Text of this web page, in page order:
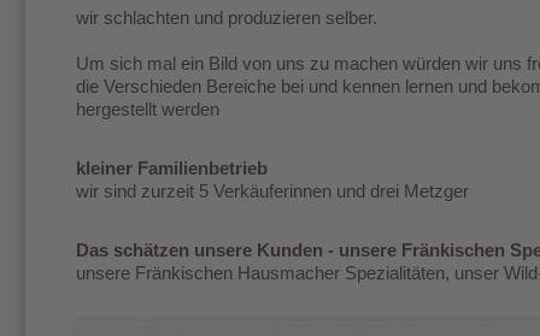
wir schlachten und produzieren selber.
Um sich mal ein Bild von uns zu machen würden wir uns
die Verschieden Bereiche bei und kennen lernen und
hergestellt werden
kleiner Familienbetrieb
wir sind zurzeit 5 Verkäuferinnen und drei Metzger
Das schätzen unsere Kunden - unsere Fränkischen
unsere Fränkischen Hausmacher Spezialitäten, unser